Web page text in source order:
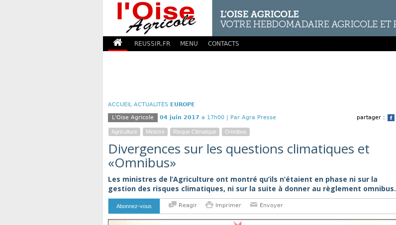
REUSSIR.FR MENU CONTACTS
ACCUEIL ACTUALITÉS EUROPE
partager :
L'Oise Agricole 04 juin 2017 a 17h00 | Par Agra Presse
Agriculture Ministre Risque Climatique Omnibus
Divergences sur les questions climatiques et
«Omnibus»
Les ministres de l’Agriculture ont montré qu’ils n’étaient en phase ni sur la
gestion des risques climatiques, ni sur la suite à donner au règlement omnibus.
Abonnez-vous Reagir Imprimer Envoyer